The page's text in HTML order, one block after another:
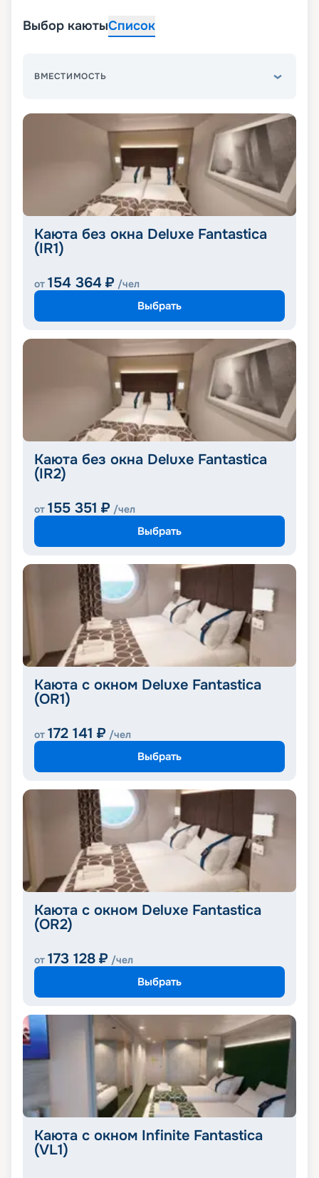
Выбор каютыСписок
ВМЕСТИМОСТЬ
Каюта без окна Deluxe Fantastica
(IR1)
от 154 364 ₽ /чел
Выбрать
Каюта без окна Deluxe Fantastica
(IR2)
от 155 351 ₽ /чел
Выбрать
Каюта с окном Deluxe Fantastica
(OR1)
от 172 141 ₽ /чел
Выбрать
Каюта с окном Deluxe Fantastica
(OR2)
от 173 128 ₽ /чел
Выбрать
Каюта с окном Infinite Fantastica
(VL1)